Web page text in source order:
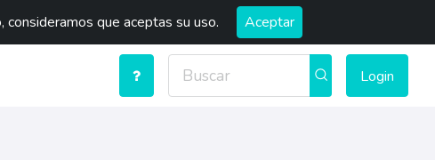
que aceptas su uso. Aceptar
Login